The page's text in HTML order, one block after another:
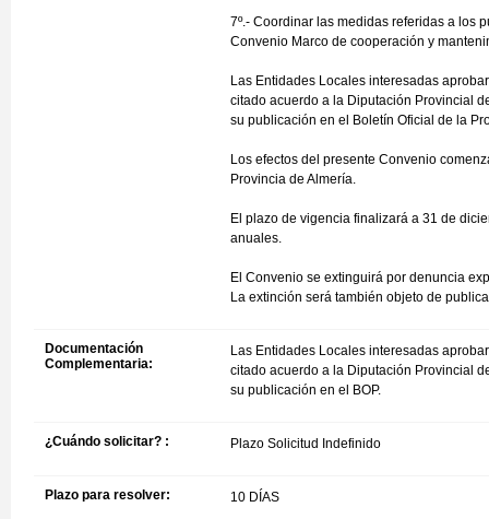
7º.- Coordinar las medidas referidas a los
Convenio Marco de cooperación y
Las Entidades Locales interesadas
citado acuerdo a la Diputación Provincial
su publicación en el Boletín Oficial de la
Los efectos del presente Convenio
Provincia de Almería.
El plazo de vigencia finalizará a 31 de
anuales.
El Convenio se extinguirá por denuncia
La extinción será también objeto de
Documentación
Complementaria:
Las Entidades Locales interesadas
citado acuerdo a la Diputación Provincial
su publicación en el BOP.
¿Cuándo solicitar? : Plazo Solicitud Indefinido
Plazo para resolver: 10 DÍAS